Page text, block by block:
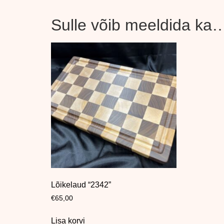
Sulle võib meeldida
Lõikelaud “2342”
€65,00
Lisa korvi